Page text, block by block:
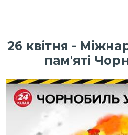
26 квітня -
пам'яті